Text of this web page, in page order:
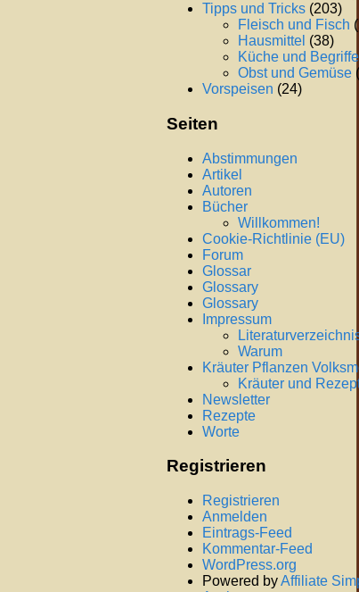
Tipps und Tricks (203)
Fleisch und Fisch
Hausmittel (38)
Küche und Begriffe
Obst und Gemüse
Vorspeisen (24)
Seiten
Abstimmungen
Artikel
Autoren
Bücher
Willkommen!
Cookie-Richtlinie (EU)
Forum
Glossar
Glossary
Glossary
Impressum
Warum
Kräuter Pflanzen
Kräuter und
Newsletter
Rezepte
Worte
Registrieren
Registrieren
Anmelden
Eintrags-Feed
Kommentar-Feed
WordPress.org
Powered byAffiliate